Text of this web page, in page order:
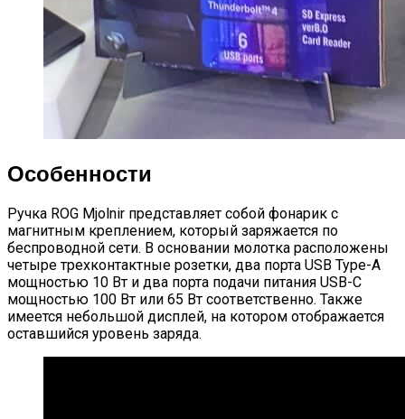
Особенности
Ручка ROG Mjolnir представляет собой фонарик с
магнитным креплением, который заряжается по
беспроводной сети. В основании молотка расположены
четыре трехконтактные розетки, два порта USB Type-A
мощностью 10 Вт и два порта подачи питания USB-C
мощностью 100 Вт или 65 Вт соответственно. Также
имеется небольшой дисплей, на котором отображается
оставшийся уровень заряда.